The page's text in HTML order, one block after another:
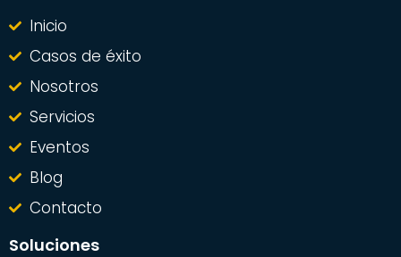
Inicio
Casos de éxito
Nosotros
Servicios
Eventos
Blog
Contacto
Soluciones